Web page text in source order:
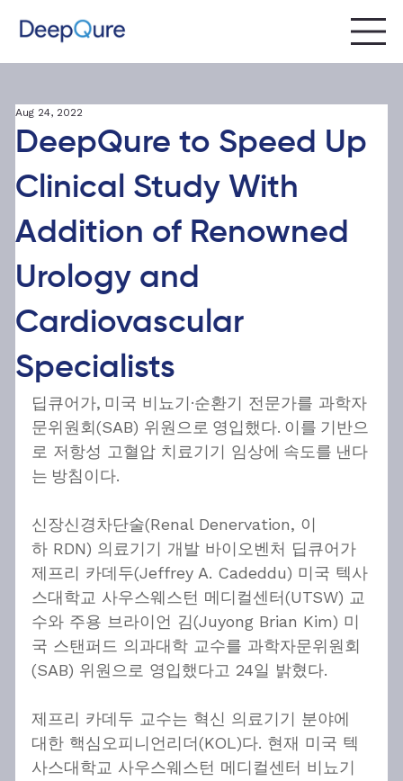
DeepQure to Speed Up
Clinical Study With
Addition of Renowned
Urology and
Cardiovascular
Specialists
Aug 24, 2022
딥큐어가, 미국 비뇨기·순환기 전문가를 과학자
문위원회(SAB) 위원으로 영입했다. 이를 기반으
로 저항성 고혈압 치료기기 임상에 속도를 낸다
는 방침이다.
신장신경차단술(Renal Denervation, 이
하 RDN) 의료기기 개발 바이오벤처 딥큐어가
제프리 카데두(Jeffrey A. Cadeddu) 미국 텍사
스대학교 사우스웨스턴 메디컬센터(UTSW) 교
수와 주용 브라이언 김(Juyong Brian Kim) 미
국 스탠퍼드 의과대학 교수를 과학자문위원회
(SAB) 위원으로 영입했다고 24일 밝혔다.
제프리 카데두 교수는 혁신 의료기기 분야에
대한 핵심오피니언리더(KOL)다. 현재 미국 텍
사스대학교 사우스웨스턴 메디컬센터 비뇨기